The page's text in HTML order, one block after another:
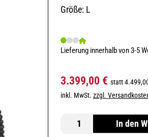
Größe: L
Lieferung innerhalb von 3-5
3.399,00 € statt
inkl. MwSt. zzgl.
In den